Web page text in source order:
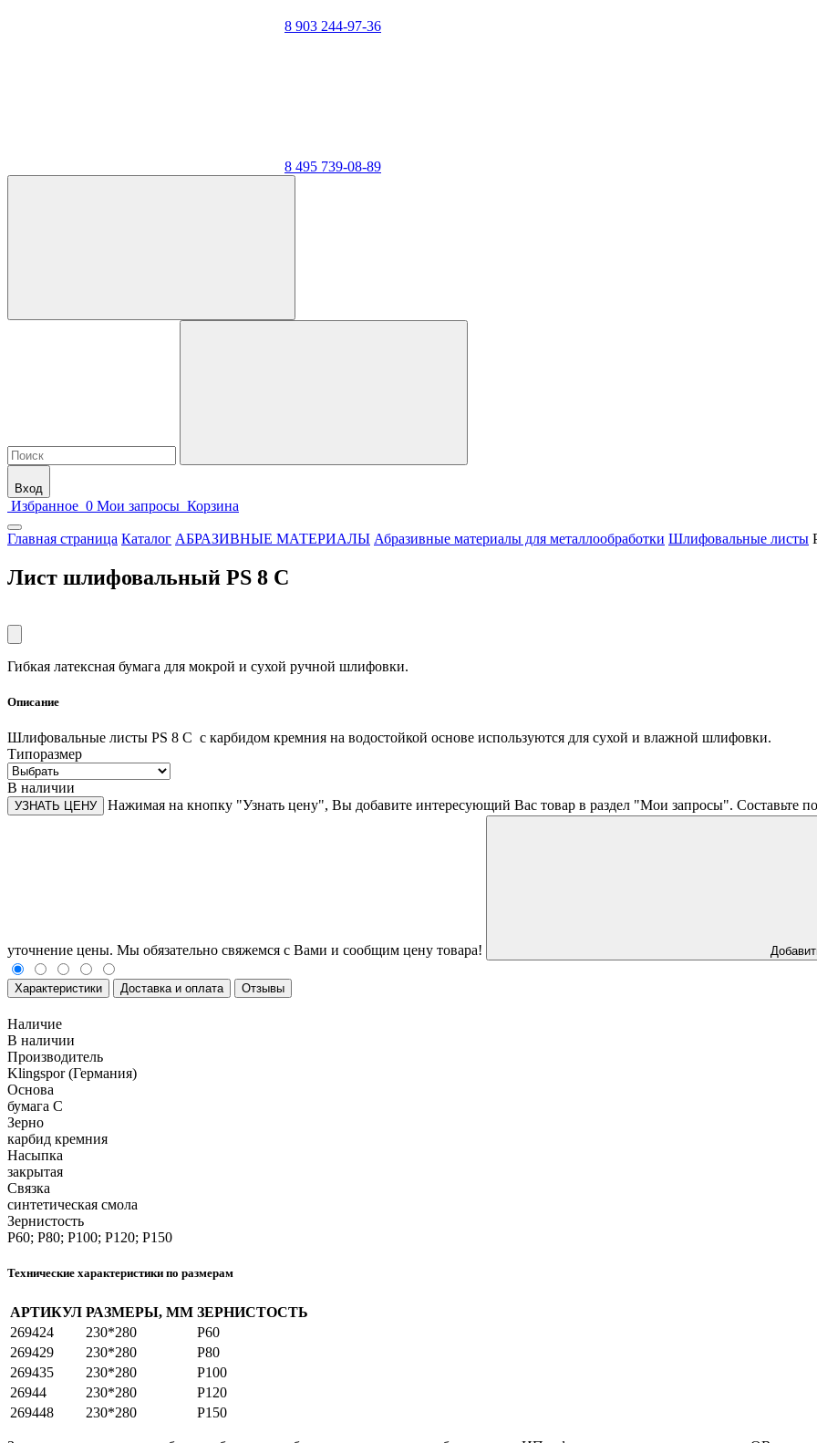
8 903 244-97-36
8 495 739-08-89
Вход
Избранное 0 Мои запросы Корзина
Главная страница Каталог АБРАЗИВНЫЕ МАТЕРИАЛЫ Абразивные материалы для металлообработки Шлифовальные листы
Лист шлифовальный PS 8 C
Гибкая латексная бумага для мокрой и сухой ручной шлифовки.
Описание
Шлифовальные листы PS 8 C c карбидом кремния на водостойкой основе используются для сухой и влажной шлифовки.
Типоразмер
В наличии
УЗНАТЬ ЦЕНУ Нажимая на кнопку "Узнать цену", Вы добавите интересующий Вас товар в раздел "Мои запросы". Составьте
уточнение цены. Мы обязательно свяжемся с Вами и сообщим цену товара!
Характеристики Доставка и оплата Отзывы
Наличие
В наличии
Производитель
Klingspor (Германия)
Основа
бумага С
Зерно
карбид кремния
Насыпка
закрытая
Связка
синтетическая смола
Зернистость
P60; P80; P100; P120; P150
Технические характеристики по размерам
АРТИКУЛ РАЗМЕРЫ, ММ ЗЕРНИСТОСТЬ
269424
230*280
P60
269429
230*280
P80
269435
230*280
P100
26944
230*280
P120
269448
230*280 P150